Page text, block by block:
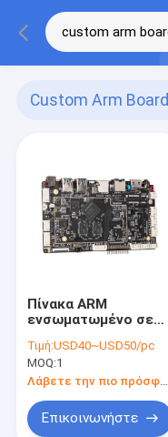
Custom Arm Board
Πίνακα ARM
ενσωματωμένο σε
RAM/16GB ROM και
3*Serial Port UART3
Τιμή:USD40~USD50/pc
MOQ:1
Λάβετε την πιο πρόσφατη τιμή
Επικοινωνήστε